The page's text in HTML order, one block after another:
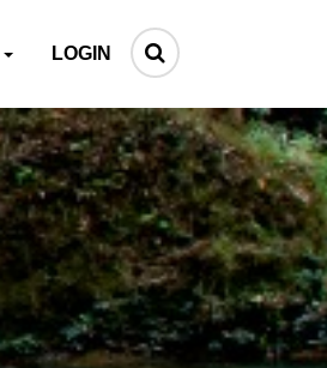
LOGIN